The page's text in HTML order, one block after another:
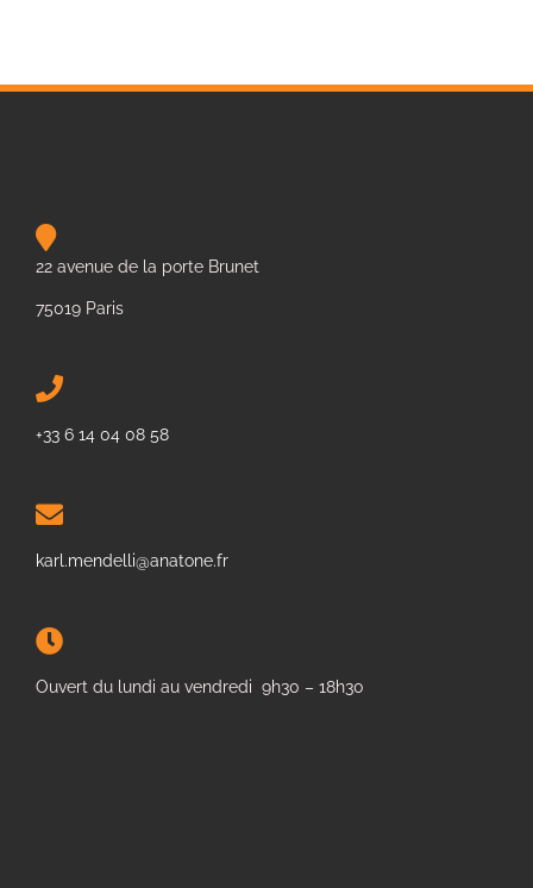
22 avenue de la porte Brunet
75019 Paris
+33 6 14 04 08 58
karl.mendelli@anatone.fr
Ouvert du lundi au vendredi 9h30 – 18h30